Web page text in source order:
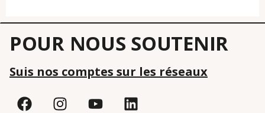
POUR NOUS SOUTENIR
Suis nos comptes sur les réseaux